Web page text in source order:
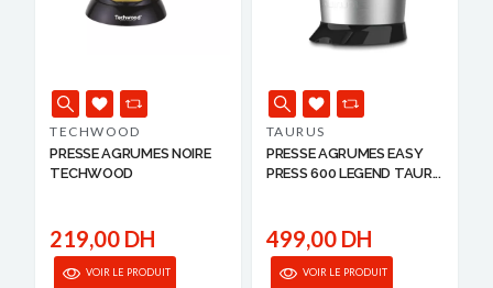
TECHWOOD
PRESSE AGRUMES NOIRE
TECHWOOD
219,00 DH
VOIR LE PRODUIT
TAURUS
PRESSE AGRUMES EASY
PRESS 600 LEGEND TAUR...
499,00 DH
VOIR LE PRODUIT